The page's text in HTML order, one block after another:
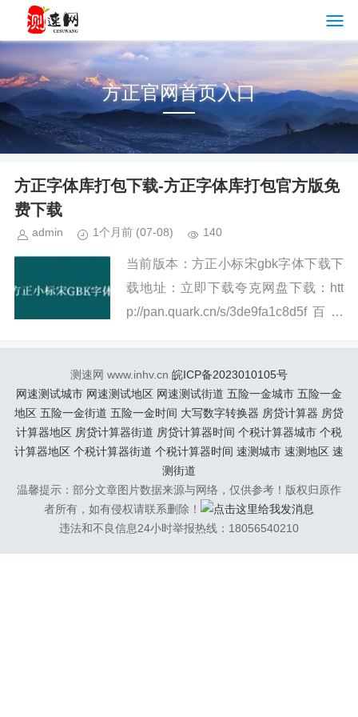
方正官网首页入口
方正字体库打包下载-方正字体库打包官方版免
费下载
admin 1个月前 (07-08) 140
当前版本：方正小标宋gbk字体下载下
载地址：立即下载夸克网盘下载：htt
p://pan.quark.cn/s/3de9fa1c8d5f百度
测速网 www.inhv.cn 皖ICP备2023010105号
网速测试城市 网速测试地区 网速测试街道 五险一金城市 五险一金
地区 五险一金街道 五险一金时间 大写数字转换器 房贷计算器 房贷
计算器地区 房贷计算器街道 房贷计算器时间 个税计算器城市 个税
计算器地区 个税计算器街道 个税计算器时间 速测城市 速测地区 速
测街道
温馨提示：部分文章图片数据来源与网络，仅供参考！版权归原作
者所有，如有侵权请联系删除！
违法和不良信息24小时举报热线：18056540210